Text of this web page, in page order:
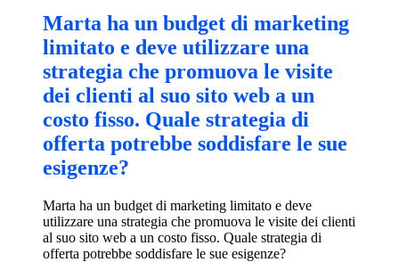
Marta ha un budget di marketing
limitato e deve utilizzare una
strategia che promuova le visite
dei clienti al suo sito web a un
costo fisso. Quale strategia di
offerta potrebbe soddisfare le sue
esigenze?
Marta ha un budget di marketing limitato e deve
utilizzare una strategia che promuova le visite dei clienti
al suo sito web a un costo fisso. Quale strategia di
offerta potrebbe soddisfare le sue esigenze?